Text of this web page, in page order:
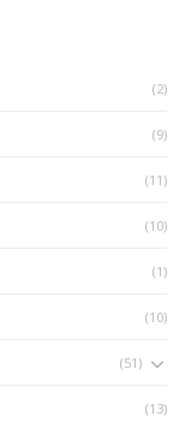
(2)
(9)
(11)
(10)
(1)
(10)
(51)
(13)